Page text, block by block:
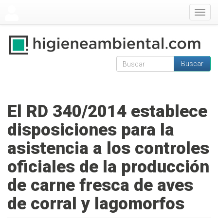
Formulario de
Buscar
El RD 340/2014 establece
disposiciones para la
asistencia a los controles
oficiales de la producción
de carne fresca de aves
de corral y lagomorfos